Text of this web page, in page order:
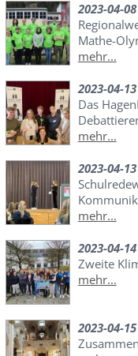
2023-04-08
Mathe-
mehr...
2023-04-13
Das
mehr...
2023-04-13
mehr...
2023-04-14
Zweite
mehr...
2023-04-15